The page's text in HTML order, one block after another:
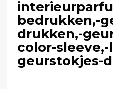
bedrukken,-
drukken,-
color-sleeve,-
geurstokjes-